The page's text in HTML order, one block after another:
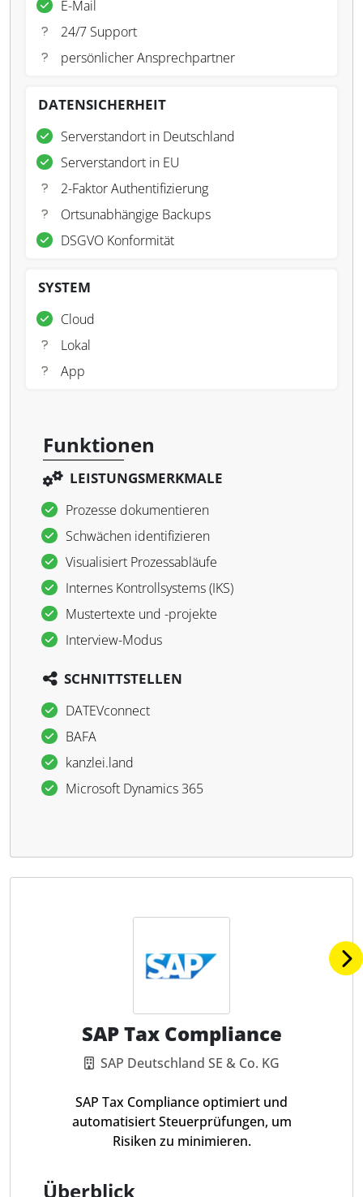
E-Mail
24/7 Support
persönlicher Ansprechpartner
DATENSICHERHEIT
Serverstandort in Deutschland
Serverstandort in EU
2-Faktor Authentifizierung
Ortsunabhängige Backups
DSGVO Konformität
SYSTEM
Cloud
Lokal
App
Funktionen
LEISTUNGSMERKMALE
Prozesse dokumentieren
Schwächen identifizieren
Visualisiert Prozessabläufe
Internes Kontrollsystems (IKS)
Mustertexte und -projekte
Interview-Modus
SCHNITTSTELLEN
DATEVconnect
BAFA
kanzlei.land
Microsoft Dynamics 365
SAP Tax Compliance
SAP Deutschland SE & Co. KG
SAP Tax Compliance optimiert und
automatisiert Steuerprüfungen, um
Risiken zu minimieren.
Überblick